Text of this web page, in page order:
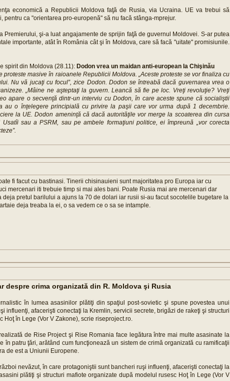
economică a Republicii Moldova faţă de Rusia, via Ucraina. UE va trebui să
pentru ca "orientarea pro-europenă" să nu facă stânga-mprejur.
Premierului, şi-a luat angajamente de sprijin faţă de guvernul Moldovei. S-ar putea
importante, atât în România cât şi în Moldova, care să facă "uitate" promisiunile.
spirit din Moldova (28.11): Dodon vrea un maidan anti-european la Chişinău
masive în raioanele Republicii Moldova. „Aceste proteste se vor finaliza cu
Nu vă jucaţi cu focul”, zice Dodon. Dodon se întreabă dacă guvernarea vrea o
„Mâine ne aşteptaţi la guvern. Leancă să fie pe loc. Vreţi revoluţie? Vreţi
apare o secvenţă dintr-un interviu cu Dodon, în care aceste spune că socialiştii
au o înţelegere principială cu privire la paşii care vor urma după 1 decembrie.
la UE. Dodon ameninţă că dacă autorităţile vor merge la scoaterea din cursa
sau a PSRM, sau pe ambele formaţiuni politice, ei împreună „vor corecta
fi facut cu bastinasi. Tinerii chisinauieni sunt majoritatea pro Europa iar cu
mercenari iti trebuie timp si mai ales bani. Poate Rusia mai are mercenari dar
deja pretul barilului a ajuns la 70 de dolari iar rusii si-au facut socotelile bugetare la
deja treaba la ei, o sa vedem ce o sa se intample.
despre crima organizată din R. Moldova şi Rusia
în lumea asasinilor plătiţi din spaţiul post-sovietic şi spune povestea unui
influenţi, afacerişti conectaţi la Kremlin, servicii secrete, brigăzi de rakeţi şi structuri
Hoţ în Lege (Vor V Zakone), scrie riseproject.ro.
de Rise Project şi Rise Romania face legătura între mai multe asasinate la
în patru ţări, arătând cum funcţionează un sistem de crimă organizată cu ramificaţii
de est a Uniunii Europene.
nevăzut, în care protagoniştii sunt bancheri ruşi influenţi, afacerişti conectaţi la
plătiţi şi structuri mafiote organizate după modelul rusesc Hoţ în Lege (Vor V